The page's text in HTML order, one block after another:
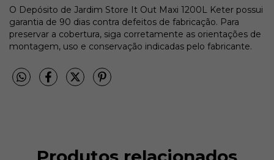
O Depósito de Jardim Store It Out Maxi 1200L Keter possui
garantia de 90 dias contra defeitos de fabricação. Para
preservar a cobertura, siga corretamente as orientações de
montagem, uso e conservação indicadas pelo fabricante.